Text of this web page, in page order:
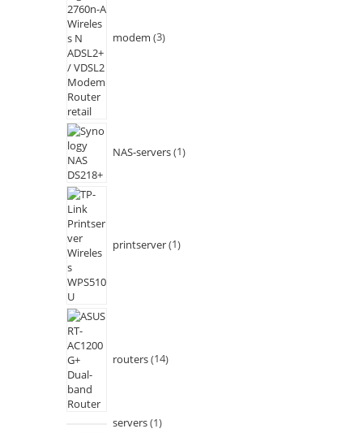
modem 3
NAS-servers 1
printserver 1
routers 14
servers 1